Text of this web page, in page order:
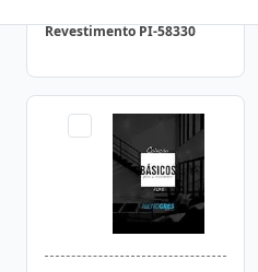
Revestimento PI-58330